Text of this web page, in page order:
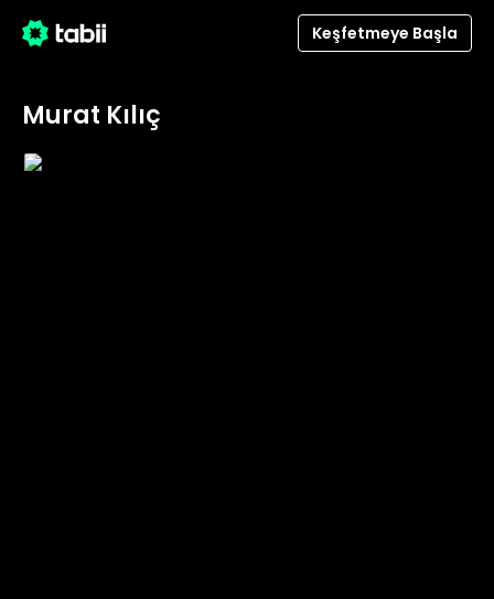
Keşfetmeye Başla
Murat Kılıç